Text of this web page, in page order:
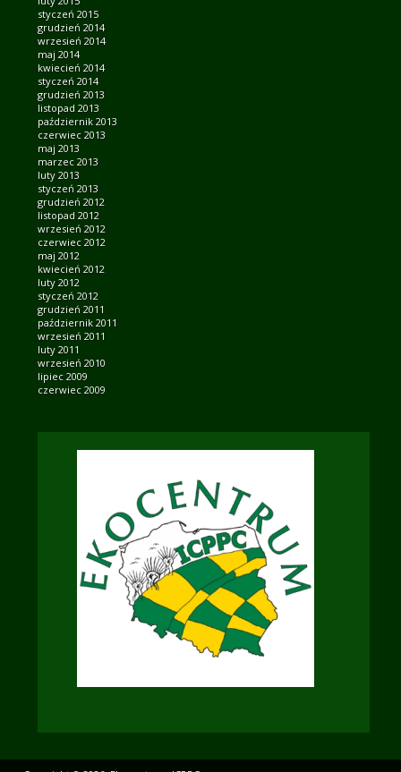
styczeń 2015
grudzień 2014
wrzesień 2014
maj 2014
kwiecień 2014
styczeń 2014
grudzień 2013
listopad 2013
październik 2013
czerwiec 2013
maj 2013
marzec 2013
luty 2013
styczeń 2013
grudzień 2012
listopad 2012
wrzesień 2012
czerwiec 2012
maj 2012
kwiecień 2012
luty 2012
styczeń 2012
grudzień 2011
październik 2011
wrzesień 2011
luty 2011
wrzesień 2010
lipiec 2009
czerwiec 2009